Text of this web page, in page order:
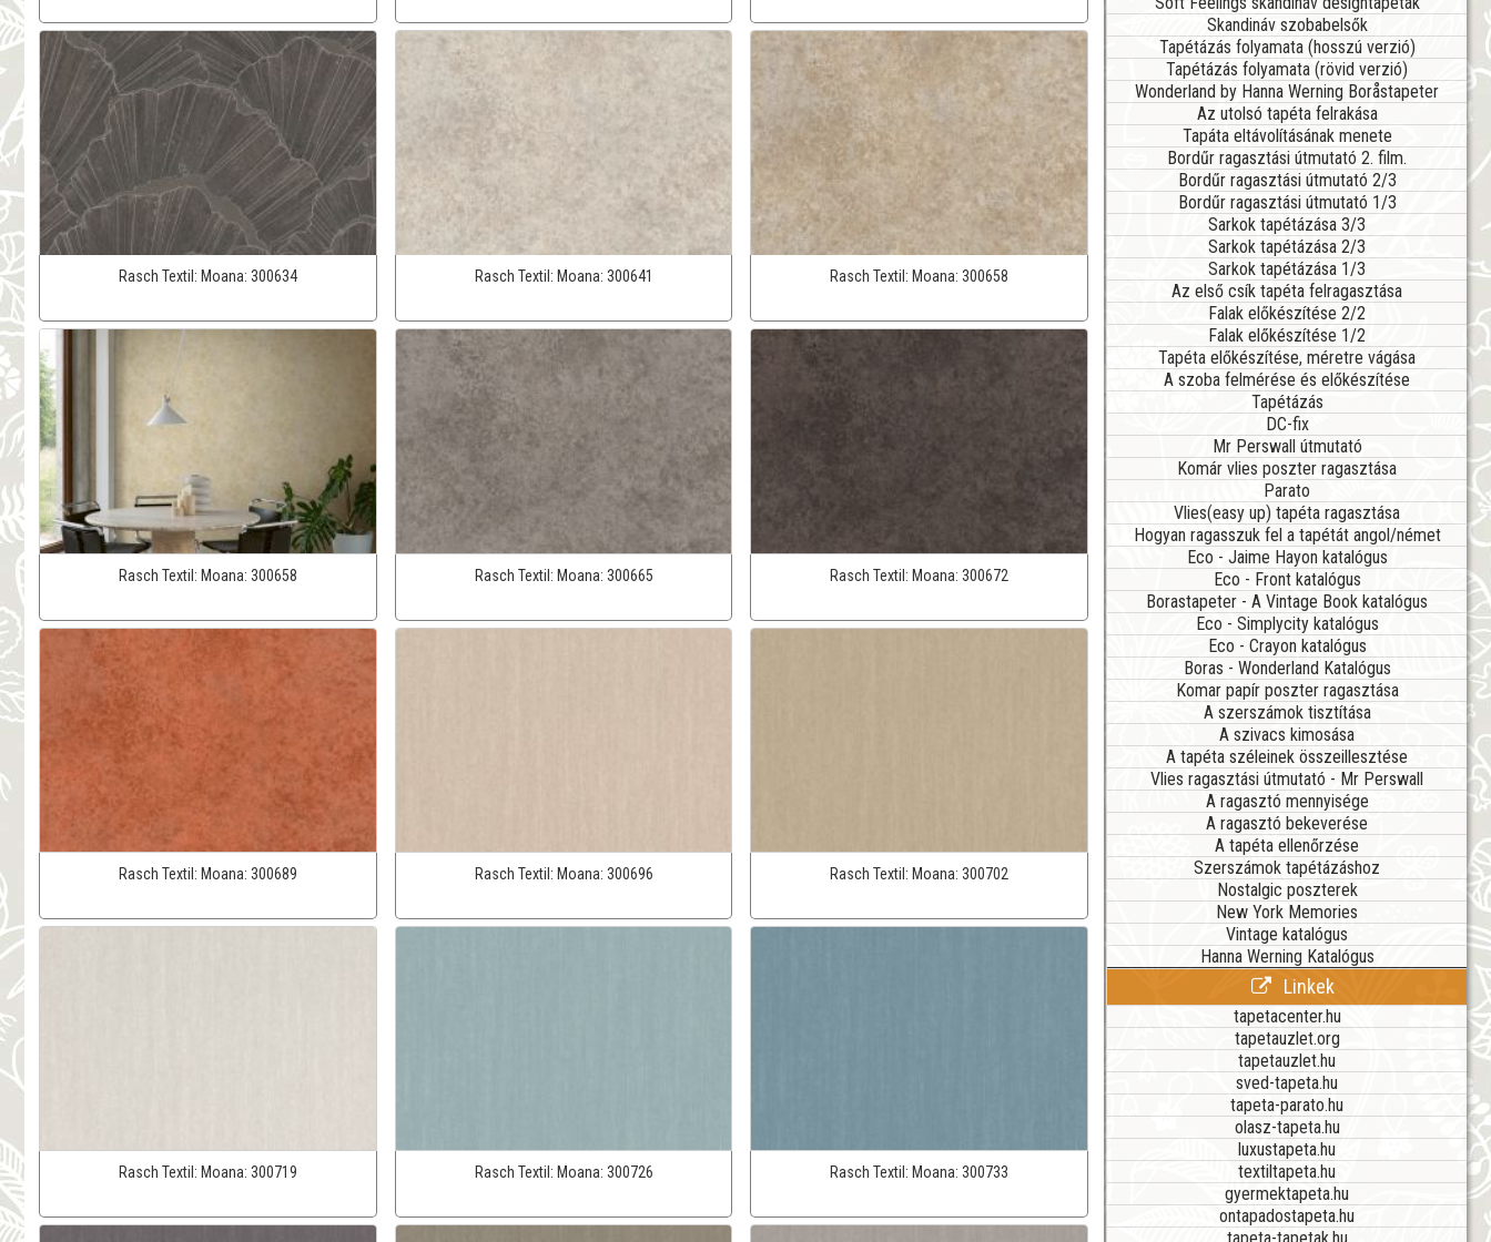
Rasch Textil: Moana: 300634 Rasch Textil: Moana: 300641 Rasch Textil: Moana:300658
Rasch Textil: Moana: 300658 Rasch Textil: Moana: 300665 Rasch Textil:Moana:300672
Rasch Textil: Moana: 300689 Rasch Textil: Moana: 300696 Rasch Textil: Moana:300702
Rasch Textil: Moana: 300719 Rasch Textil: Moana: 300726 Rasch Textil: Moana:300733
Skandináv szobabelsők
Tapétázás folyamata (hosszú verzió)
Tapétázás folyamata (rövid verzió)
Wonderland by Hanna Werning Boråstapeter
Az utolsó tapéta felrakása
Tapáta eltávolításának menete
Bordűr ragasztási útmutató 2. film.
Bordűr ragasztási útmutató 2/3
Bordűr ragasztási útmutató 1/3
Sarkok tapétázása 3/3
Sarkok tapétázása 2/3
Sarkok tapétázása 1/3
Az első csík tapéta felragasztása
Falak előkészítése 2/2
Falak előkészítése 1/2
Tapéta előkészítése, méretre vágása
A szoba felmérése és előkészítése
Tapétázás
DC-fix
Mr Perswall útmutató
Komár vlies poszter ragasztása
Parato
Vlies(easy up) tapéta ragasztása
Hogyan ragasszuk fel a tapétát angol/német
Eco - Jaime Hayon katalógus
Eco - Front katalógus
Borastapeter - A Vintage Book katalógus
Eco - Simplycity katalógus
Eco - Crayon katalógus
Boras - Wonderland Katalógus
Komar papír poszter ragasztása
A szerszámok tisztítása
A szivacs kimosása
A tapéta széleinek összeillesztése
Vlies ragasztási útmutató - Mr Perswall
A ragasztó mennyisége
A ragasztó bekeverése
A tapéta ellenőrzése
Szerszámok tapétázáshoz
Nostalgic poszterek
New York Memories
Vintage katalógus
Hanna Werning Katalógus
Linkek
tapetacenter.hu
tapetauzlet.org
tapetauzlet.hu
sved-tapeta.hu
tapeta-parato.hu
olasz-tapeta.hu
luxustapeta.hu
textiltapeta.hu
gyermektapeta.hu
ontapadostapeta.hu
tapeta-tapetak.hu